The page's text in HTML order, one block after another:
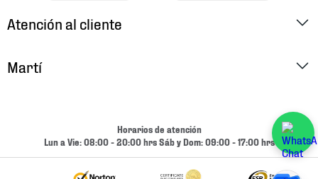
Atención al cliente
Cambios y Devoluciones
Martí
Horarios de atención
Lun a Vie: 08:00 - 20:00 hrs Sáb y Dom: 09:00 - 17:00 hrs